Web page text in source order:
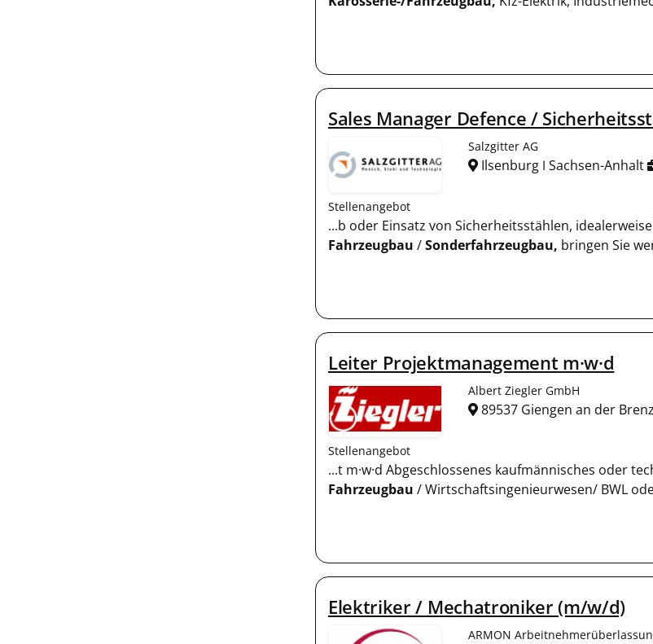
Sales Manager Defence /
Salzgitter AG
Ilsenburg ǀ Sachsen-Anhalt
Stellenangebot
...b oder Einsatz von Sicherheitsstählen,
Fahrzeugbau /Sonderfahrzeugbau, bringen Sie
Leiter Projektmanagement m·w·d
Albert Ziegler GmbH
89537 Giengen an der Brenz
Stellenangebot
...t m·w·d Abgeschlossenes kaufmännisches oder
Fahrzeugbau / Wirtschaftsingenieurwesen/ BWL
Elektriker / Mechatroniker (m/w/d)
ARMON